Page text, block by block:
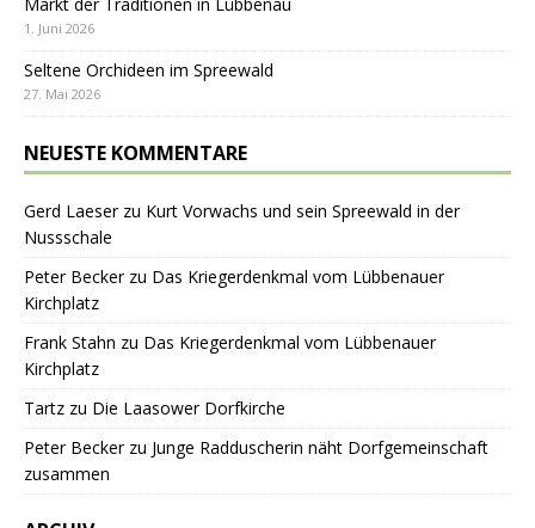
1. Juni 2026
Seltene Orchideen im Spreewald
27. Mai 2026
NEUESTE KOMMENTARE
Gerd Laeserzu Kurt Vorwachs und sein Spreewald in der
Nussschale
Peter Beckerzu Das Kriegerdenkmal vom Lübbenauer
Kirchplatz
Frank Stahn zu Das Kriegerdenkmal vom Lübbenauer
Kirchplatz
Tartz zu Die Laasower Dorfkirche
Peter Beckerzu Junge Radduscherin näht Dorfgemeinschaft
zusammen